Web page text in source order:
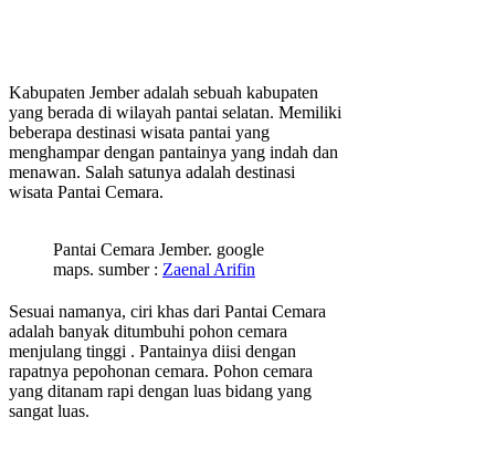
Kabupaten Jember adalah sebuah kabupaten
yang berada di wilayah pantai selatan. Memiliki
beberapa destinasi wisata pantai yang
menghampar dengan pantainya yang indah dan
menawan. Salah satunya adalah destinasi
wisata Pantai Cemara.
Pantai Cemara Jember. google
maps. sumber : Zaenal Arifin
Sesuai namanya, ciri khas dari Pantai Cemara
adalah banyak ditumbuhi pohon cemara
menjulang tinggi . Pantainya diisi dengan
rapatnya pepohonan cemara. Pohon cemara
yang ditanam rapi dengan luas bidang yang
sangat luas.